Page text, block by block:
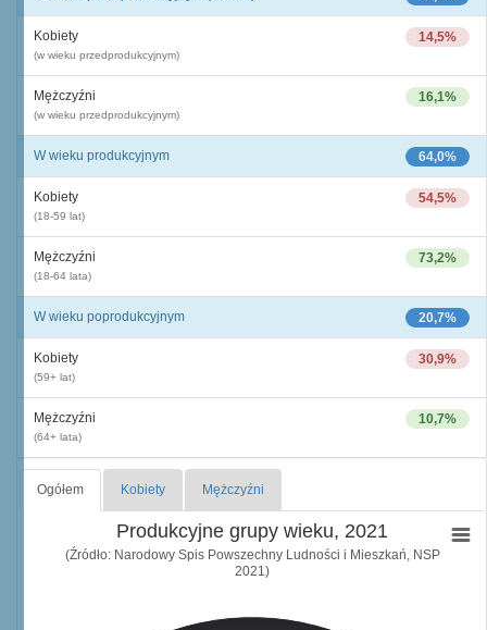
14,5%
Kobiety
(w wieku przedprodukcyjnym)
16,1%
Mężczyźni
(w wieku przedprodukcyjnym)
64,0%
W wieku produkcyjnym
54,5%
Kobiety
(18-59 lat)
73,2%
Mężczyźni
(18-64 lata)
20,7%
W wieku poprodukcyjnym
30,9%
Kobiety
(59+ lat)
10,7%
Mężczyźni
(64+ lata)
Ogółem Kobiety Mężczyźni
Produkcyjne grupy wieku, 2021
(Źródło: Narodowy Spis Powszechny Ludności i Mieszkań, NSP
2021)